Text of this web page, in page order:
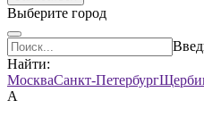
Выберите город
Найти:
МоскваСанкт-Петербург
А